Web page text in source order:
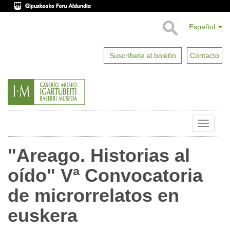
Español
Suscríbete al boletín Contacto
Toggle
"Areago. Historias al
oído" Vª Convocatoria
de microrrelatos en
euskera